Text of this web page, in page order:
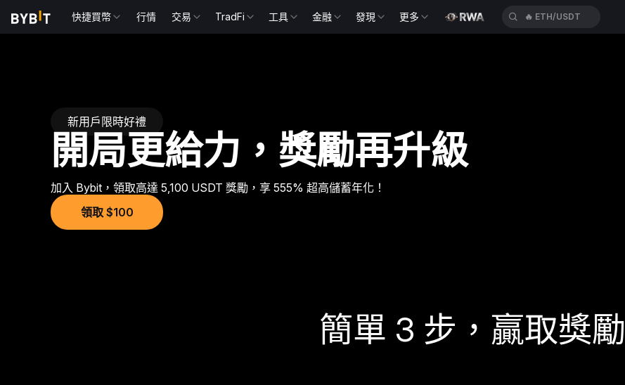
快捷買幣 行情 交易 TradFi 工具 金融 發現 更多
🔥 CYSUSDT
新用戶限時好禮
開局更給力，獎勵再升級
加入 Bybit，領取高達 5,100 USDT 獎勵，享 555% 超高儲蓄年化！
領取 $100
簡單 3 步，贏取獎勵